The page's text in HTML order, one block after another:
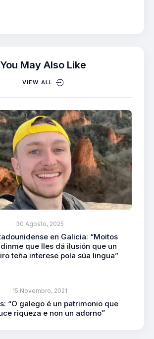
You May Also Like
VIEW ALL
30 Agosto, 2025
en Galicia: “Moitos
que lles dá ilusión que un
teña interese pola súa lingua”
15 Novembro, 2021
“O galego é un patrimonio que
riqueza e non un adorno”